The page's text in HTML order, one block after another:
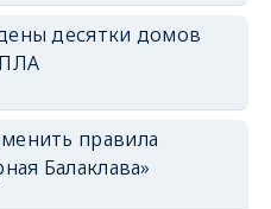
десятки домов
правила
Балаклава»